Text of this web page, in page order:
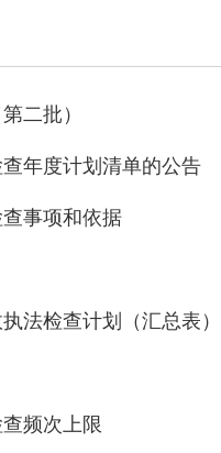
二批）
年度计划清单的公告
事项和依据
法检查计划（汇总表）
频次上限